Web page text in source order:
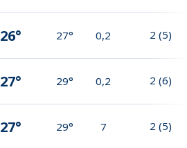
26° 27° 0,2 2 (5)
27° 29° 0,2 2 (6)
27° 29° 7 2 (5)